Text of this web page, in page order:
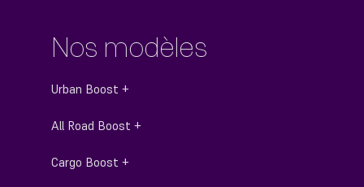
Nos modèles
Urban Boost +
All Road Boost +
Cargo Boost +